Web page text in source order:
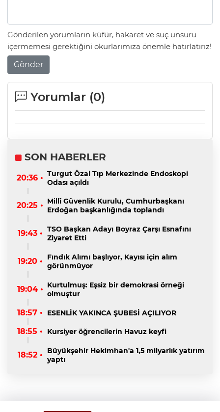
Gönderilen yorumların küfür, hakaret ve suç unsuru
içermemesi gerektiğini okurlarımıza önemle hatırlatırız!
Gönder
Yorumlar (0)
SON HABERLER
20:36 • Turgut Özal Tıp Merkezinde Endoskopi
Odası açıldı
20:25 • Millî Güvenlik Kurulu, Cumhurbaşkanı
Erdoğan başkanlığında toplandı
19:43 • TSO Başkan Adayı Boyraz Çarşı Esnafını
Ziyaret Etti
19:20 •
Fındık Alımı başlıyor, Kayısı için alım
görünmüyor
19:04 • Kurtulmuş: Eşsiz bir demokrasi örneği
olmuştur
18:57 • ESENLİK YAKINCA ŞUBESİ AÇILIYOR
18:55 • Kursiyer öğrencilerin Havuz keyfi
18:52 •
Büyükşehir Hekimhan'a 1,5 milyarlık yatırım
yaptı